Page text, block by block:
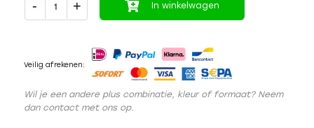
In winkelwagen
Veilig afrekenen:
Wil je een andere plus combinatie, kleur of formaat? Neem
dan contact met ons op.